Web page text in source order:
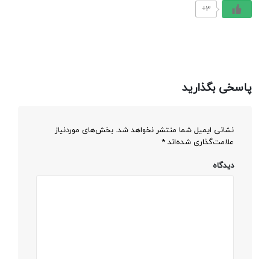
3+
پاسخی بگذارید
نشانی ایمیل شما منتشر نخواهد شد. بخش‌های موردنیاز
علامت‌گذاری شده‌اند*
دیدگاه